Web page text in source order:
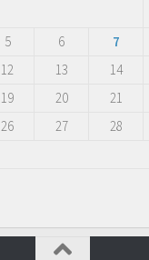
5 6 7
12 13 14
19 20 21
26 27 28